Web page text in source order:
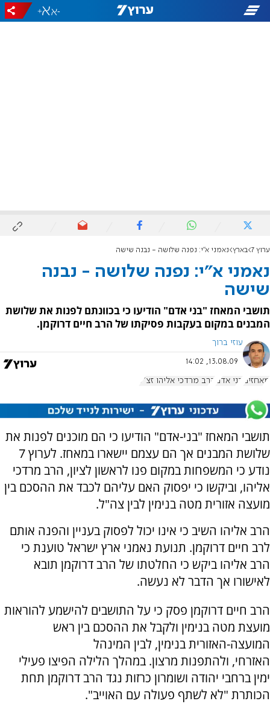
-
+
ערוץ 7 בארץ נאמני א"י: נפנה שלושה - נבנה שישה
נאמני א"י: נפנה שלושה - נבנה
שישה
תושבי המאחז "בני אדם" הודיעו כי בכוונתם לפנות את שלושת
המבנים במקום בעקבות פסיקתו של הרב חיים דרוקמן.
עוזי ברוך
13.08.09, 14:02
מאחזים בני אדם הרב מרדכי אליהו זצ"ל
תושבי המאחז "בני-אדם" הודיעו כי הם מוכנים לפנות את
שלושת המבנים אך הם עצמם יישארו במאחז. לערוץ 7
נודע כי המשפחות במקום פנו לראשון לציון, הרב מרדכי
אליהו, וביקשו כי יפסוק האם עליהם לכבד את ההסכם בין
מועצה אזורית מטה בנימין לבין צה"ל.
הרב אליהו השיב כי אינו יכול לפסוק בעניין והפנה אותם
לרב חיים דרוקמן. תנועת נאמני ארץ ישראל טוענת כי
הרב אליהו ביקש כי החלטתו של הרב דרוקמן תובא
לאישורו אך הדבר לא נעשה.
הרב חיים דרוקמן פסק כי על התושבים להישמע להוראות
מועצת מטה בנימין ולקבל את ההסכם בין ראש
המועצה-האזורית בנימין, לבין המינהל
האזרחי, ולהתפנות מרצון. במהלך הלילה הפיצו פעילי
ימין ברחבי יהודה ושומרון כרזות נגד הרב דרוקמן תחת
הכותרת "לא לשתף פעולה עם האוייב".